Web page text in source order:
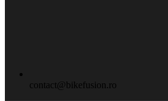
contact@bikefusion.ro